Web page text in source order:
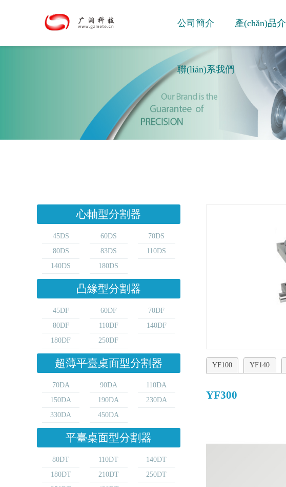
公司簡介 產(chǎn)品
聯(lián)系我們
心軸型分割器
45DS 60DS
70DS
80DS
83DS
110DS
140DS
180DS
凸緣型分割器
45DF 60DF
70DF
80DF
110DF
140DF
180DF
250DF
超薄平臺桌面型分割器
70DA 90DA
110DA
150DA
190DA
230DA
330DA
450DA
平臺桌面型分割器
80DT 110DT
140DT
180DT
210DT
250DT
YF100 YF140
YF300